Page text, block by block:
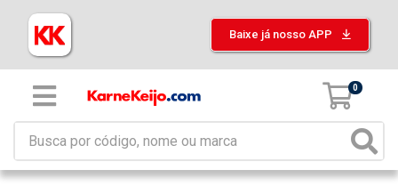
Baixe já nosso APP
0